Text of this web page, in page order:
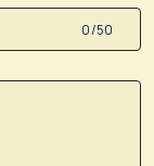
0 /50